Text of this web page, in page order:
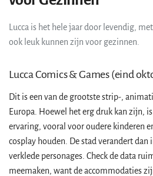
Lucca is het hele jaar door levendig,
ook leuk kunnen zijn voor gezinnen.
Lucca Comics & Games (eind
Dit is een van de grootste strip-,
Europa. Hoewel het erg druk kan zijn,
ervaring, vooral voor oudere kinderen
cosplay houden. De stad verandert dan
verklede personages. Check de data
meemaken, want de accommodaties